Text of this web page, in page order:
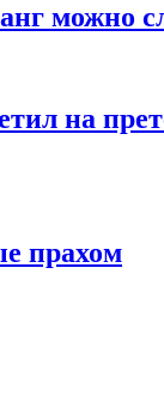
можно
на
прахом